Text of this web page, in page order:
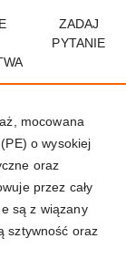
ZADAJ
PYTANIE
mocowana
o wysokiej
oraz
przez cały
są z wiązany
sztywność oraz